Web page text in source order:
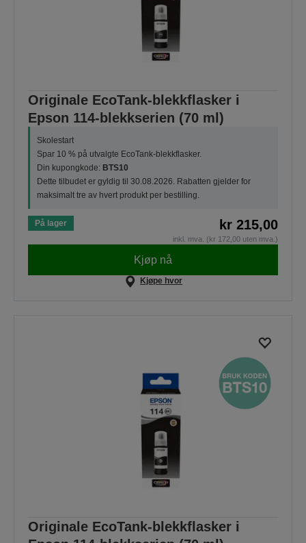
Originale EcoTank-blekkflasker i
Epson 114-blekkserien (70 ml)
Skolestart
Spar 10 % på utvalgte EcoTank-blekkflasker.
Din kupongkode: BTS10
Dette tilbudet er gyldig til 30.08.2026. Rabatten gjelder for
maksimalt tre av hvert produkt per bestilling.
På lager kr 215,00
inkl. mva. (kr 172,00 uten mva.)
Kjøp nå
Kjøpe hvor
Originale EcoTank-blekkflasker i